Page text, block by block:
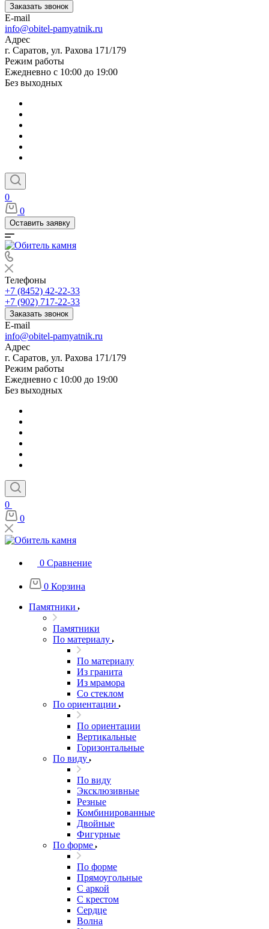
Заказать звонок
E-mail
info@obitel-pamyatnik.ru
Адрес
г. Саратов, ул. Рахова 171/179
Режим работы
Ежедневно с 10:00 до 19:00
Без выходных
0
0
Оставить заявку
Телефоны
+7 (8452) 42-22-33
+7 (902) 717-22-33
Заказать звонок
E-mail
info@obitel-pamyatnik.ru
Адрес
г. Саратов, ул. Рахова 171/179
Режим работы
Ежедневно с 10:00 до 19:00
Без выходных
0
0
0 Сравнение
0 Корзина
Памятники
Памятники
По материалу
По материалу
Из гранита
Из мрамора
Со стеклом
По ориентации
По ориентации
Вертикальные
Горизонтальные
По виду
По виду
Эксклюзивные
Резные
Комбинированные
Двойные
Фигурные
По форме
По форме
Прямоугольные
С аркой
С крестом
Сердце
Волна